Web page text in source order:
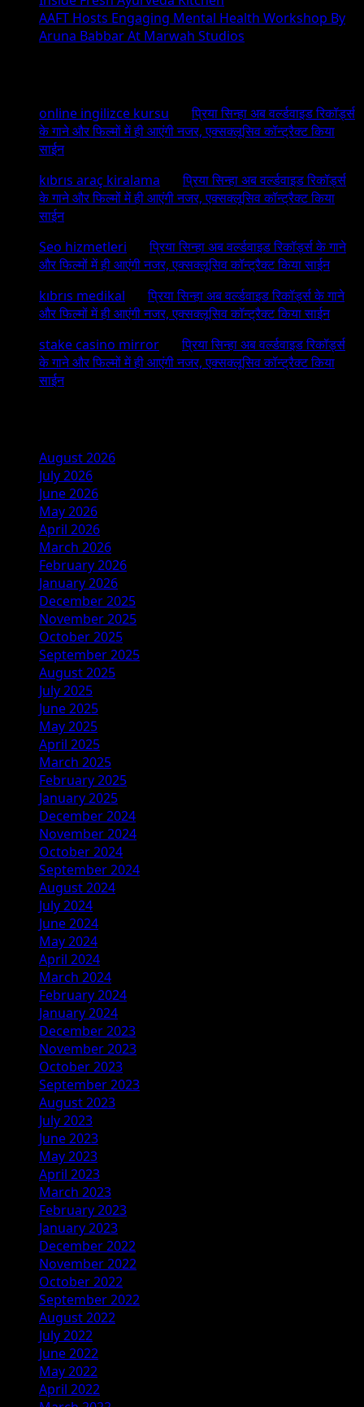
AAFT Hosts Engaging Mental Health Workshop By
Aruna Babbar At Marwah Studios
online ingilizce kursu onप्रिया सिन्हा अब वर्ल्डवाइड रिकॉर्ड्स
के गाने और फिल्मों में ही आएंगी नजर, एक्सक्लूसिव कॉन्ट्रैक्ट किया
साईन
kıbrıs araç kiralama onप्रिया सिन्हा अब वर्ल्डवाइड रिकॉर्ड्स
के गाने और फिल्मों में ही आएंगी नजर, एक्सक्लूसिव कॉन्ट्रैक्ट किया
साईन
Seo hizmetleri onप्रिया सिन्हा अब वर्ल्डवाइड रिकॉर्ड्स के गाने
और फिल्मों में ही आएंगी नजर, एक्सक्लूसिव कॉन्ट्रैक्ट किया साईन
kıbrıs medikal onप्रिया सिन्हा अब वर्ल्डवाइड रिकॉर्ड्स के गाने
और फिल्मों में ही आएंगी नजर, एक्सक्लूसिव कॉन्ट्रैक्ट किया साईन
stake casino mirror onप्रिया सिन्हा अब वर्ल्डवाइड रिकॉर्ड्स
के गाने और फिल्मों में ही आएंगी नजर, एक्सक्लूसिव कॉन्ट्रैक्ट किया
साईन
August 2026
July 2026
June 2026
May 2026
April 2026
March 2026
February 2026
January 2026
December 2025
November 2025
October 2025
September 2025
August 2025
July 2025
June 2025
May 2025
April 2025
March 2025
February 2025
January 2025
December 2024
November 2024
October 2024
September 2024
August 2024
July 2024
June 2024
May 2024
April 2024
March 2024
February 2024
January 2024
December 2023
November 2023
October 2023
September 2023
August 2023
July 2023
June 2023
May 2023
April 2023
March 2023
February 2023
January 2023
December 2022
November 2022
October 2022
September 2022
August 2022
July 2022
June 2022
May 2022
April 2022